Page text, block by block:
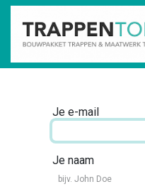
Je e-mail
Je naam